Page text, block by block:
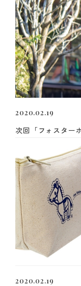
2020.02.19
次回「フォスター
2020.02.19